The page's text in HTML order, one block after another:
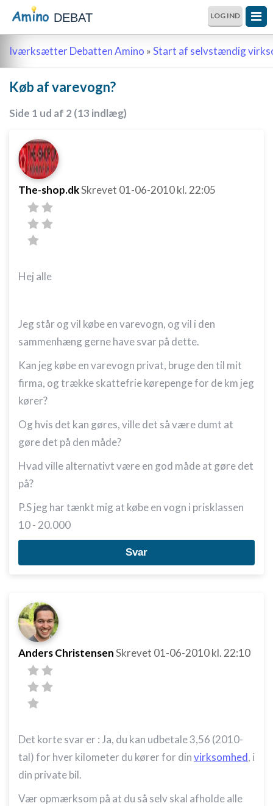
DEBAT LOG IND
Iværksætter Debatten Amino »Start af selvstændig
Køb af varevogn?
Side 1 ud af 2 (13 indlæg)
The-shop.dkSkrevet 01-06-2010kl. 22:05
Hej alle
Jeg står og vil købe en varevogn, og vil i den
sammenhæng gerne have svar på dette.
Kan jeg købe en varevogn privat, bruge den til mit
firma, og trække skattefrie kørepenge for de km jeg
kører?
Og hvis det kan gøres, ville det så være dumt at
gøre det på den måde?
Hvad ville alternativt være en god måde at gøre det
på?
P.S jeg har tænkt mig at købe en vogn i prisklassen
10 - 20.000
Svar
Anders ChristensenSkrevet 01-06-2010kl. 22:10
Det korte svar er : Ja, du kan udbetale 3,56 (2010-
tal) for hver kilometer du kører for dinvirksomhed, i
din private bil.
Vær opmærksom på at du så selv skal afholde alle